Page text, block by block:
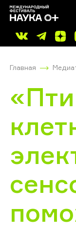
Главная